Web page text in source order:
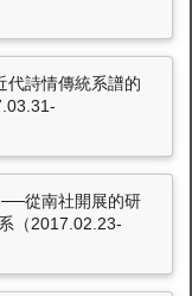
詩情傳統系譜的
從南社開展的研
（2017.02.23-